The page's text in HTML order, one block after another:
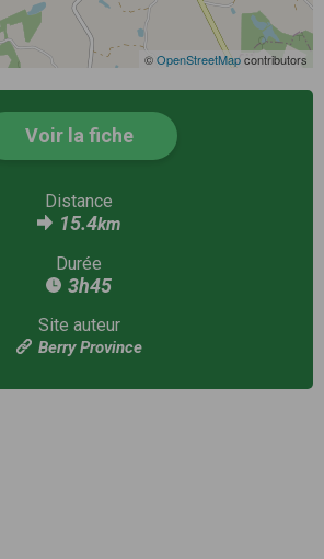
©OpenStreetMapcontributors
Voir la fiche
Distance
15.4km
Durée
3h45
Site auteur
Berry Province